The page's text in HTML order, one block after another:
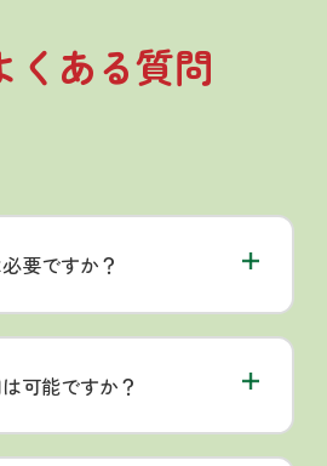
くある質問
要ですか？
可能ですか？